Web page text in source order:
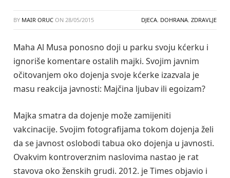
BY MAIR ORUC ON 28/05/2015 DJECA, DOHRANA, ZDRAVLJE
Maha Al Musa ponosno doji u parku svoju kćerku i
ignoriše komentare ostalih majki. Svojim javnim
očitovanjem oko dojenja svoje kćerke izazvala je
masu reakcija javnosti: Majčina ljubav ili egoizam?
Majka smatra da dojenje može zamijeniti
vakcinacije. Svojim fotografijama tokom dojenja želi
da se javnost oslobodi tabua oko dojenja u javnosti.
Ovakvim kontroverznim naslovima nastao je rat
stavova oko ženskih grudi. 2012. je Times objavio i